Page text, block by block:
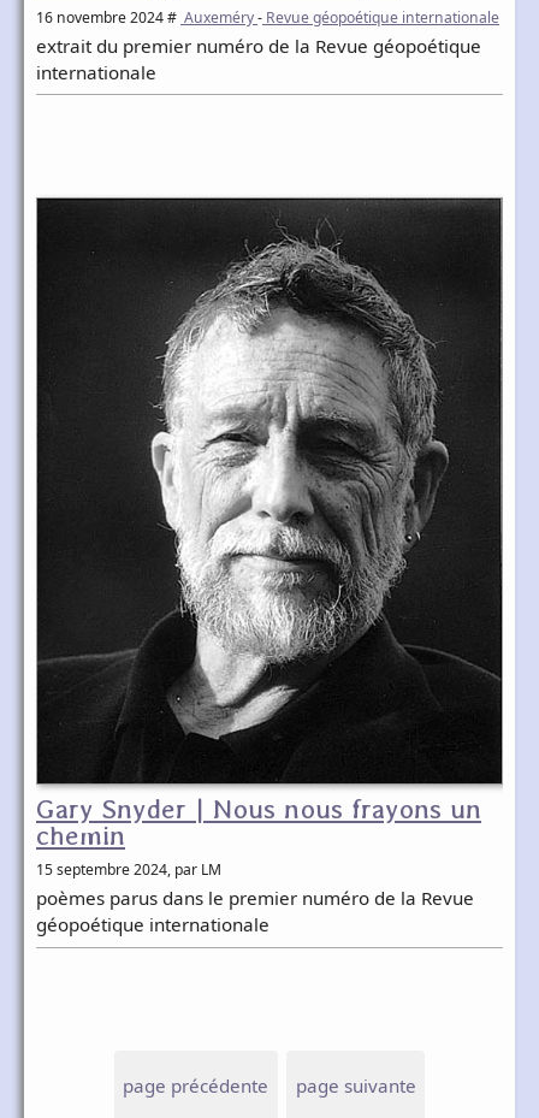
16 novembre 2024# Auxeméry- Revue géopoétique internationale
extrait du premier numéro de la Revue géopoétique
internationale
Gary Snyder | Nous nous frayons un
chemin
15 septembre 2024, par LM
poèmes parus dans le premier numéro de la Revue
géopoétique internationale
page précédente page suivante